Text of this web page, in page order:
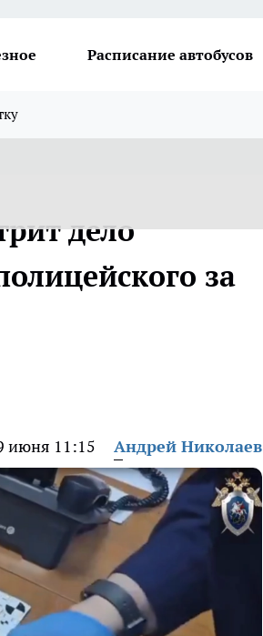
Расписание автобусов
дело
за
июня 11:15 Андрей Николаев